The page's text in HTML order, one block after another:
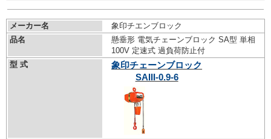
メーカー名
象印チエンブロック
品名
懸垂形 電気チェーンブロック SA型 単相
100V 定速式 過負荷防止付
型 式
象印チェーンブロック
SAIII-0.9-6